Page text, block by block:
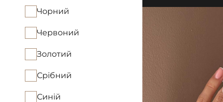
Чорний
Червоний
Золотий
Срібний
Синій